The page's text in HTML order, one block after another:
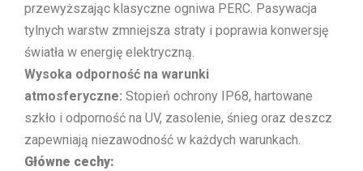
przewyższając klasyczne ogniwa PERC. Pasywacja
tylnych warstw zmniejsza straty i poprawia konwersję
światła w energię elektryczną.
Wysoka odporność na warunki
atmosferyczne: Stopień ochrony IP68, hartowane
szkło i odporność na UV, zasolenie, śnieg oraz deszcz
zapewniają niezawodność w każdych warunkach.
Główne cechy: